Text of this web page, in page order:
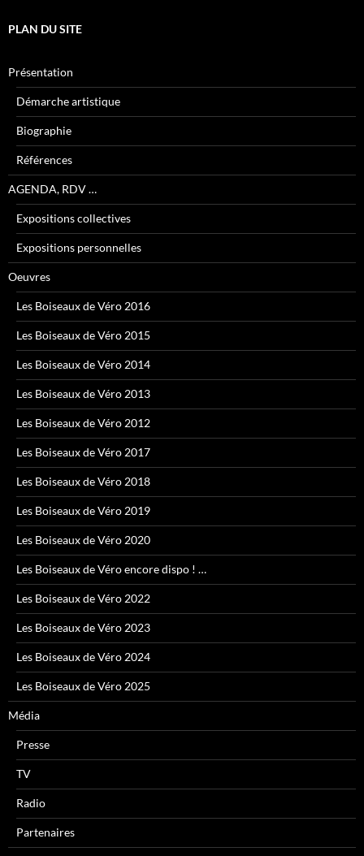
PLAN DU SITE
Présentation
Démarche artistique
Biographie
Références
AGENDA, RDV …
Expositions collectives
Expositions personnelles
Oeuvres
Les Boiseaux de Véro 2016
Les Boiseaux de Véro 2015
Les Boiseaux de Véro 2014
Les Boiseaux de Véro 2013
Les Boiseaux de Véro 2012
Les Boiseaux de Véro 2017
Les Boiseaux de Véro 2018
Les Boiseaux de Véro 2019
Les Boiseaux de Véro 2020
Les Boiseaux de Véro encore dispo ! …
Les Boiseaux de Véro 2022
Les Boiseaux de Véro 2023
Les Boiseaux de Véro 2024
Les Boiseaux de Véro 2025
Média
Presse
TV
Radio
Partenaires